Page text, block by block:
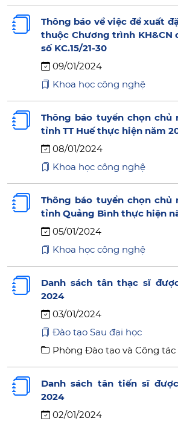
Thông báo về việc đề xuất
thuộc Chương trình KH&CN
số KC.15/21-30
09/01/2024
Khoa học công nghệ
Thông báo tuyển chọn chủ
tỉnh TT Huế thực hiện năm
08/01/2024
Khoa học công nghệ
Thông báo tuyển chọn chủ
tỉnh Quảng Bình thực hiện
05/01/2024
Khoa học công nghệ
Danh sách tân thạc sĩ
2024
03/01/2024
Đào tạo Sau đại học
Phòng Đào tạo và Công tác
Danh sách tân tiến sĩ
2024
02/01/2024